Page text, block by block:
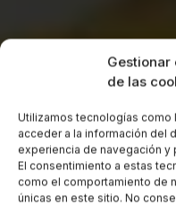
Gestionar
de las
Utilizamos tecnologías como
acceder a la información del
experiencia de navegación y
El consentimiento a estas
como el comportamiento de
únicas en este sitio. No